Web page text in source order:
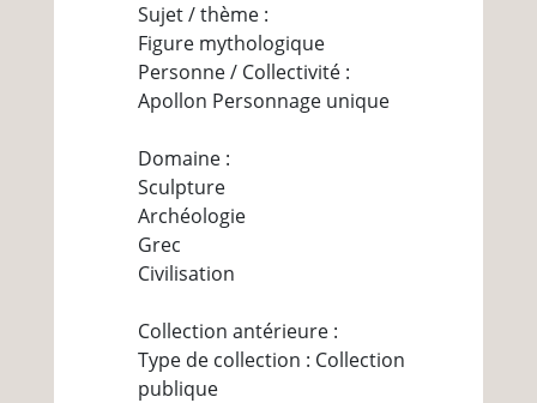
Sujet / thème :
Figure mythologique
Personne / Collectivité :
Apollon Personnage unique
Domaine :
Sculpture
Archéologie
Grec
Civilisation
Collection antérieure :
Type de collection : Collection
publique